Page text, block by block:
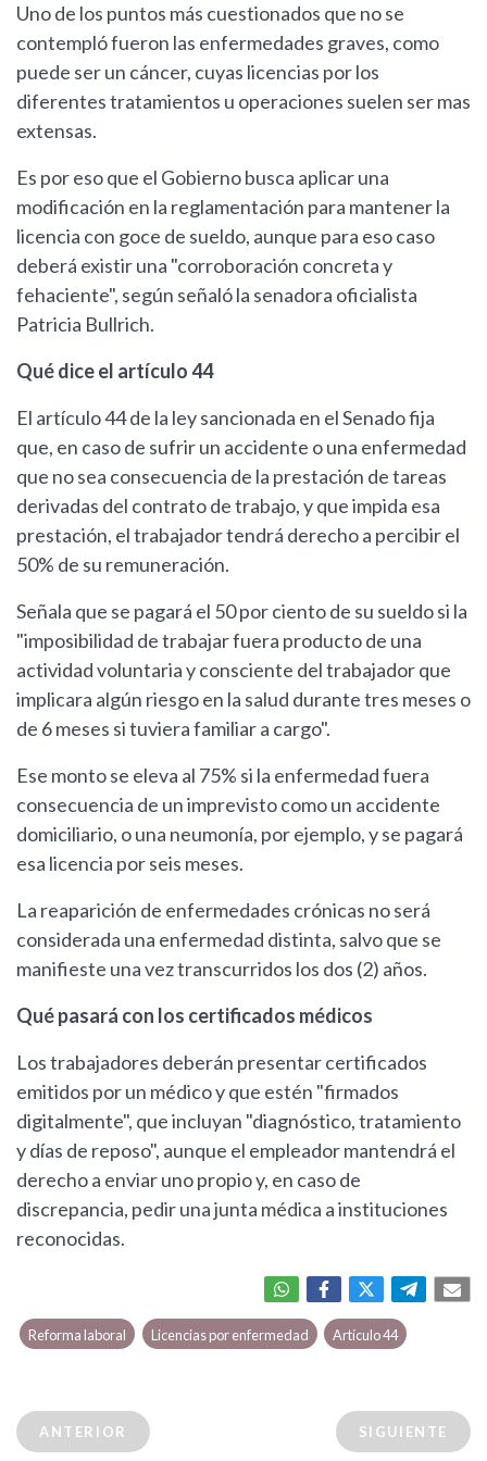
Uno de los puntos más cuestionados que no se
contempló fueron las enfermedades graves, como
puede ser un cáncer, cuyas licencias por los
diferentes tratamientos u operaciones suelen ser mas
extensas.
Es por eso que el Gobierno busca aplicar una
modificación en la reglamentación para mantener la
licencia con goce de sueldo, aunque para eso caso
deberá existir una "corroboración concreta y
fehaciente", según señaló la senadora oficialista
Patricia Bullrich.
Qué dice el artículo 44
El artículo 44 de la ley sancionada en el Senado fija
que, en caso de sufrir un accidente o una enfermedad
que no sea consecuencia de la prestación de tareas
derivadas del contrato de trabajo, y que impida esa
prestación, el trabajador tendrá derecho a percibir el
50% de su remuneración.
Señala que se pagará el 50 por ciento de su sueldo si la
"imposibilidad de trabajar fuera producto de una
actividad voluntaria y consciente del trabajador que
implicara algún riesgo en la salud durante tres meses o
de 6 meses si tuviera familiar a cargo".
Ese monto se eleva al 75% si la enfermedad fuera
consecuencia de un imprevisto como un accidente
domiciliario, o una neumonía, por ejemplo, y se pagará
esa licencia por seis meses.
La reaparición de enfermedades crónicas no será
considerada una enfermedad distinta, salvo que se
manifieste una vez transcurridos los dos (2) años.
Qué pasará con los certificados médicos
Los trabajadores deberán presentar certificados
emitidos por un médico y que estén "firmados
digitalmente", que incluyan "diagnóstico, tratamiento
y días de reposo", aunque el empleador mantendrá el
derecho a enviar uno propio y, en caso de
discrepancia, pedir una junta médica a instituciones
reconocidas.
Reforma laboral Licencias por enfermedad Artículo 44
ANTERIOR SIGUIENTE